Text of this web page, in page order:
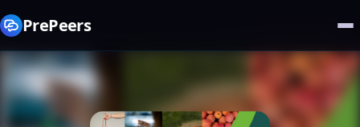
PrePeers